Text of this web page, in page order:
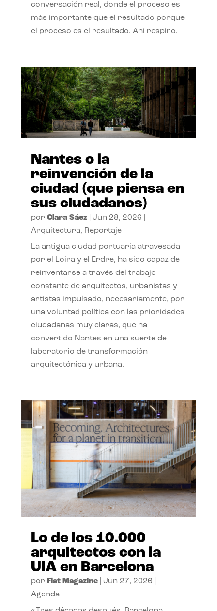
conversación real, donde el proceso es
más importante que el resultado porque
el proceso es el resultado. Ahí respiro.
Nantes o la
reinvención de la
ciudad (que piensa en
sus ciudadanos)
por Clara Sáez| Jun 28, 2026
Arquitectura, Reportaje
La antigua ciudad portuaria atravesada
por el Loira y el Erdre, ha sido capaz de
reinventarse a través del trabajo
constante de arquitectos, urbanistas y
artistas impulsado, necesariamente, por
una voluntad política con las prioridades
ciudadanas muy claras, que ha
convertido Nantes en una suerte de
laboratorio de transformación
arquitectónica y urbana.
Lo de los 10.000
arquitectos con la
UIA en Barcelona
por Flat Magazine| Jun 27, 2026
Agenda